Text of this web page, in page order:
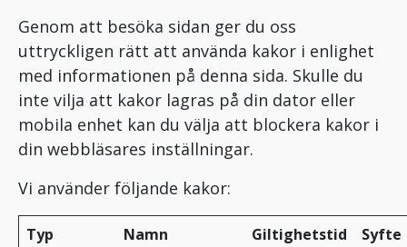
Genom att besöka sidan ger du oss
uttryckligen rätt att använda kakor i enlighet
med informationen på denna sida. Skulle du
inte vilja att kakor lagras på din dator eller
mobila enhet kan du välja att blockera kakor i
din webbläsares inställningar.
Vi använder följande kakor:
Typ Namn Giltighetstid Syfte